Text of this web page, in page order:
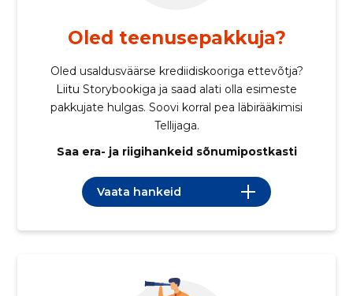
Oled teenuse­pakkuja?
Oled usaldusväärse krediidiskooriga ettevõtja?
Liitu Storybookiga ja saad alati olla esimeste
pakkujate hulgas. Soovi korral pea läbirääkimisi
Tellijaga.
Saa era- ja riigihankeid sõnumipostkasti
Vaata hankeid